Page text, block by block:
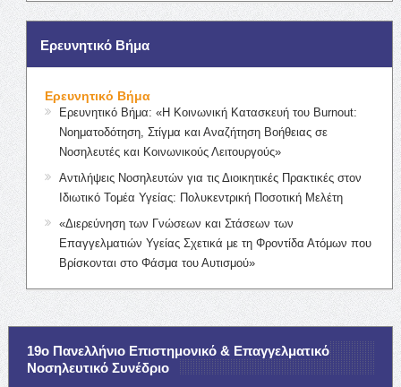
Ερευνητικό Βήμα
Ερευνητικό Βήμα
Ερευνητικό Βήμα: «Η Κοινωνική Κατασκευή του Burnout:
Νοηματοδότηση, Στίγμα και Αναζήτηση Βοήθειας σε
Νοσηλευτές και Κοινωνικούς Λειτουργούς»
Αντιλήψεις Νοσηλευτών για τις Διοικητικές Πρακτικές στον
Ιδιωτικό Τομέα Υγείας: Πολυκεντρική Ποσοτική Μελέτη
«Διερεύνηση των Γνώσεων και Στάσεων των
Επαγγελματιών Υγείας Σχετικά με τη Φροντίδα Ατόμων που
Βρίσκονται στο Φάσμα του Αυτισμού»
19ο Πανελλήνιο Επιστημονικό & Επαγγελματικό
Νοσηλευτικό Συνέδριο